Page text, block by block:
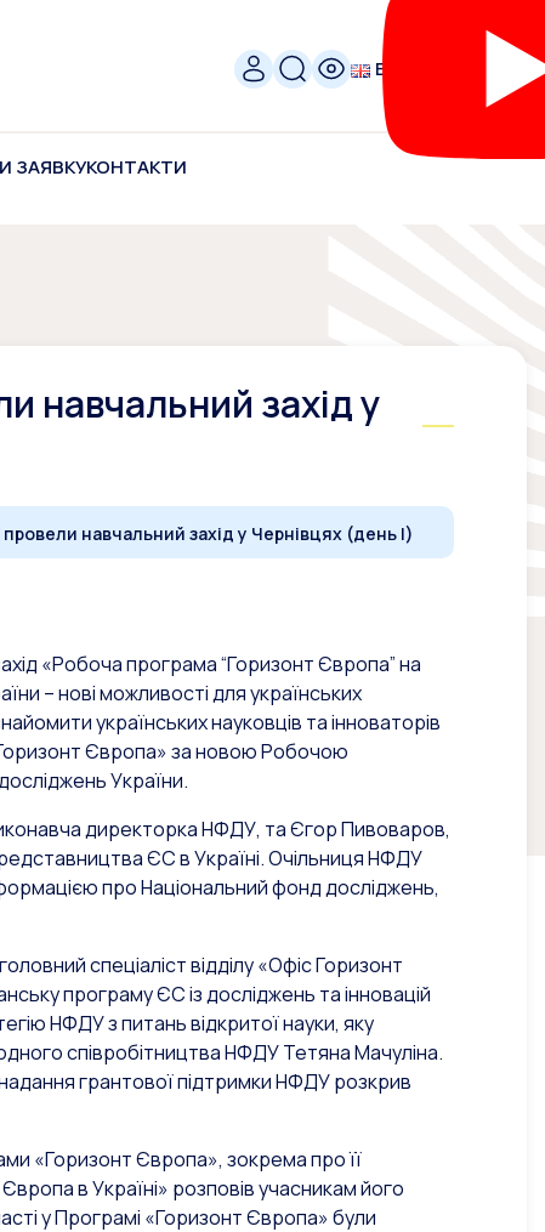
ENG
ЗАЯВКУКОНТАКТИ
навчальний захід у
навчальний захід у Чернівцях (день І)
«Робоча програма “Горизонт Європа” на
– нові можливості для українських
українських науковців та інноваторів
Європа» за новою Робочою
України.
директорка НФДУ, та Єгор Пивоваров,
ЄС в Україні. Очільниця НФДУ
про Національний фонд досліджень,
спеціаліст відділу «Офіс Горизонт
програму ЄС із досліджень та інновацій
НФДУ з питань відкритої науки, яку
співробітництва НФДУ Тетяна Мачуліна.
грантової підтримки НФДУ розкрив
«Горизонт Європа», зокрема про її
в Україні» розповів учасникам його
у Програмі «Горизонт Європа» були